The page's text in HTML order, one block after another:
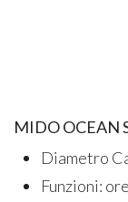
MIDO OCEAN
Diametro
Funzioni: